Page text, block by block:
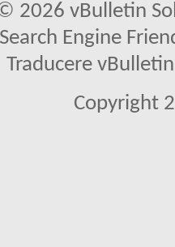
2026 vBulletin
Search Engine
Traducere
Copyright